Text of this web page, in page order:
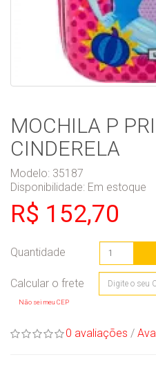
MOCHILA P
CINDERELA
Modelo: 35187
Disponibilidade: Em estoque
R$ 152,70
Quantidade
Não sei meu CEP
0 avaliações /